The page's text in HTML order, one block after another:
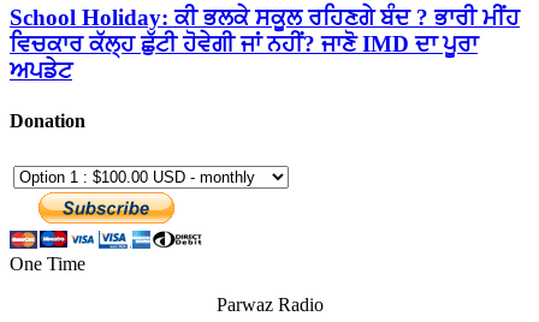
School Holiday: ਕੀ ਭਲਕੇ ਸਕੂਲ ਰਹਿਣਗੇ ਬੰਦ ? ਭਾਰੀ ਮੀਂਹ
ਵਿਚਕਾਰ ਕੱਲ੍ਹ ਛੁੱਟੀ ਹੋਵੇਗੀ ਜਾਂ ਨਹੀਂ? ਜਾਣੋ IMD ਦਾ ਪੂਰਾ
ਅਪਡੇਟ
Donation
One Time
Parwaz Radio